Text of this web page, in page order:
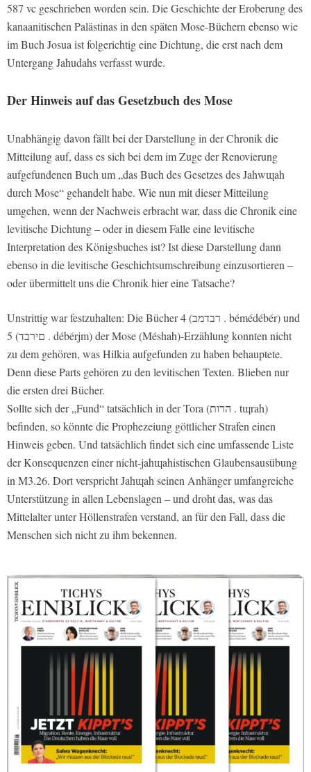
587 vc geschrieben worden sein. Die Geschichte der Eroberung des
kanaanitischen Palästinas in den späten Mose-Büchern ebenso wie
im Buch Josua ist folgerichtig eine Dichtung, die erst nach dem
Untergang Jahudahs verfasst wurde.
Der Hinweis auf das Gesetzbuch des Mose
Unabhängig davon fällt bei der Darstellung in der Chronik die
Mitteilung auf, dass es sich bei dem im Zuge der Renovierung
aufgefundenen Buch um „das Buch des Gesetzes des Jahwɰah
durch Mose“ gehandelt habe. Wie nun mit dieser Mitteilung
umgehen, wenn der Nachweis erbracht war, dass die Chronik eine
levitische Dichtung – oder in diesem Falle eine levitische
Interpretation des Königsbuches ist? Ist diese Darstellung dann
ebenso in die levitische Geschichtsumschreibung einzusortieren –
oder übermittelt uns die Chronik hier eine Tatsache?
Unstrittig war festzuhalten: Die Bücher 4 (רבדמב . bémédébér) und
5 (םירבד . débérjm) der Mose (Méshah)-Erzählung konnten nicht
zu dem gehören, was Hilkia aufgefunden zu haben behauptete.
Denn diese Parts gehören zu den levitischen Texten. Blieben nur
die ersten drei Bücher.
Sollte sich der „Fund“ tatsächlich in der Tora (הרות . tɰrah)
befinden, so könnte die Prophezeiung göttlicher Strafen einen
Hinweis geben. Und tatsächlich findet sich eine umfassende Liste
der Konsequenzen einer nicht-jahɰahistischen Glaubensausübung
in M3.26. Dort verspricht Jahɰah seinen Anhänger umfangreiche
Unterstützung in allen Lebenslagen – und droht das, was das
Mittelalter unter Höllenstrafen verstand, an für den Fall, dass die
Menschen sich nicht zu ihm bekennen.